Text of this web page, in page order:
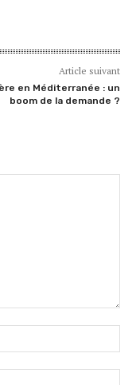
Article suivant
en Méditerranée : un
boom de la demande ?
:*